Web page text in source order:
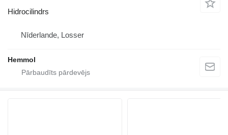
Hidrocilindrs
Nīderlande, Losser
Hemmol